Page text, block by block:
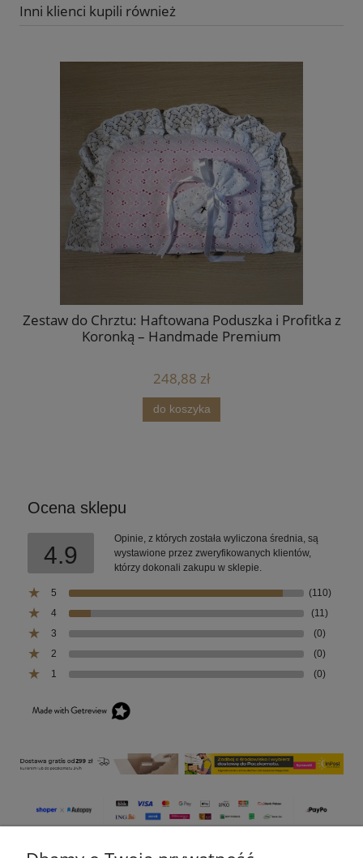
Inni klienci kupili również
Zestaw do Chrztu: Haftowana Poduszka i Profitka z
Koronką – Handmade Premium
248,88 zł
do koszyka
Ocena sklepu
4.9
Opinie, z których została wyliczona średnia, są
wystawione przez zweryfikowanych klientów,
którzy dokonali zakupu w sklepie.
5
(110)
4
(11)
3
(0)
2
(0)
1
(0)